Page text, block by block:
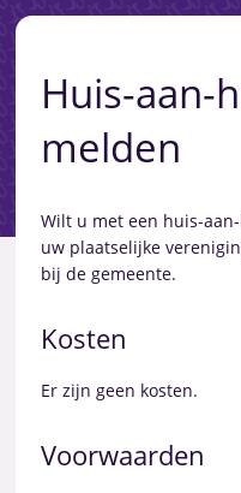
Huis-aan-
melden
Wilt u met een huis-
uw plaatselijke
bij de gemeente.
Kosten
Er zijn geen kosten.
Voorwaarden